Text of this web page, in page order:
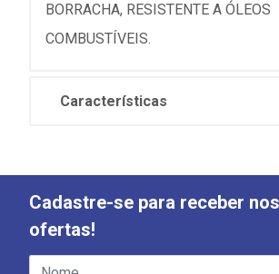
BORRACHA, RESISTENTE A ÓLEOS
COMBUSTÍVEIS.
Características
Cadastre-se para receber
ofertas!